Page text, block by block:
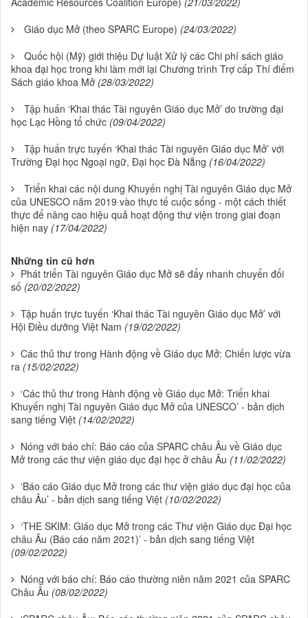
Giáo dục Mở (theo SPARC Europe) (24/03/2022)
Quốc hội (Mỹ) giới thiệu Dự luật Xử lý các Chi phí sách giáo
khoa đại học trong khi làm mới lại Chương trình Trợ cấp Thí điểm
Sách giáo khoa Mở (28/03/2022)
Tập huấn ‘Khai thác Tài nguyên Giáo dục Mở’ do trường đại
học Lạc Hồng tổ chức (09/04/2022)
Tập huấn trực tuyến ‘Khai thác Tài nguyên Giáo dục Mở’ với
Trường Đại học Ngoại ngữ, Đại học Đà Nẵng (16/04/2022)
Triển khai các nội dung Khuyến nghị Tài nguyên Giáo dục Mở
của UNESCO năm 2019 vào thực tế cuộc sống - một cách thiết
thực để nâng cao hiệu quả hoạt động thư viện trong giai đoạn
hiện nay (17/04/2022)
Những tin cũ hơn
Phát triển Tài nguyên Giáo dục Mở sẽ đẩy nhanh chuyển đổi
số (20/02/2022)
Tập huấn trực tuyến ‘Khai thác Tài nguyên Giáo dục Mở’ với
Hội Điều dưỡng Việt Nam (19/02/2022)
Các thủ thư trong Hành động về Giáo dục Mở: Chiến lược vừa
ra (15/02/2022)
‘Các thủ thư trong Hành động về Giáo dục Mở: Triển khai
Khuyến nghị Tài nguyên Giáo dục Mở của UNESCO’ - bản dịch
sang tiếng Việt (14/02/2022)
Nóng với báo chí: Báo cáo của SPARC châu Âu về Giáo dục
Mở trong các thư viện giáo dục đại học ở châu Âu (11/02/2022)
‘Báo cáo Giáo dục Mở trong các thư viện giáo dục đại học của
châu Âu’ - bản dịch sang tiếng Việt (10/02/2022)
‘THE SKIM: Giáo dục Mở trong các Thư viện Giáo dục Đại học
châu Âu (Báo cáo năm 2021)’ - bản dịch sang tiếng Việt
(09/02/2022)
Nóng với báo chí: Báo cáo thường niên năm 2021 của SPARC
Châu Âu (08/02/2022)